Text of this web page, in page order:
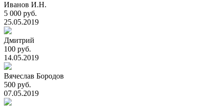
Иванов И.Н.
5 000 руб.
25.05.2019
Дмитрий
100 руб.
14.05.2019
Вячеслав Бородов
500 руб.
07.05.2019